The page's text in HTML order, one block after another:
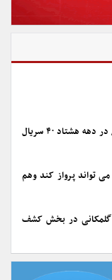
تاریخچه سریال‌های ماه رمضان از ابتدا تاکنون/ در دهه هشتاد ۴۰ سریال
تواند پرواز کند وهم
گلمکانی در بخش کشف